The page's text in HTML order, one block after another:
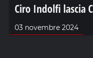
Ciro Indolfi lascia
03 novembre 2024